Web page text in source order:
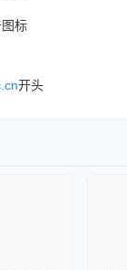
标
开头